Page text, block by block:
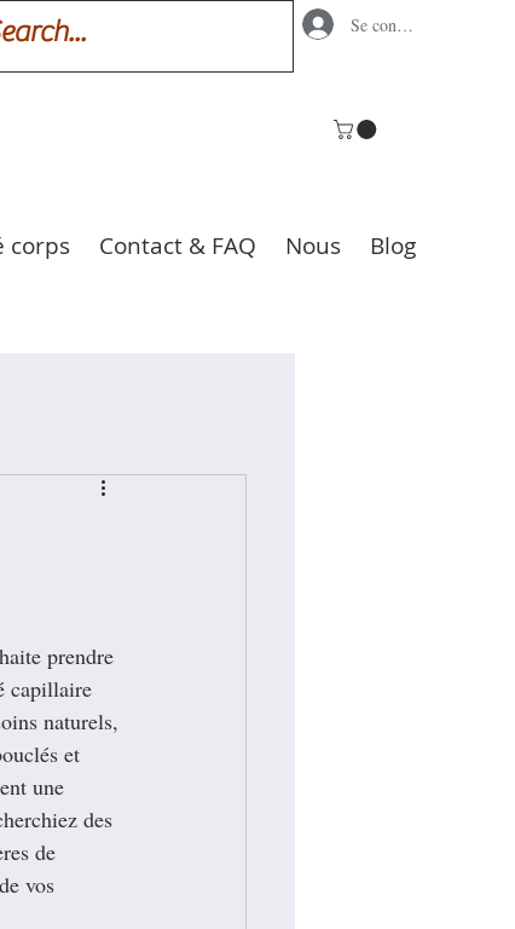
Se connecter
corps Contact & FAQ Nous Blog
prendre
capillaire
naturels,
et
une
des
de
vos